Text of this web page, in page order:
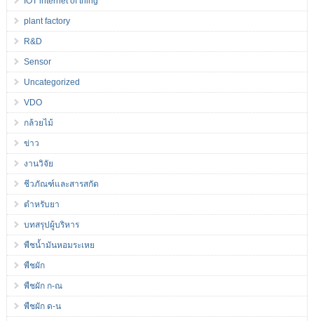
plant factory
R&D
Sensor
Uncategorized
VDO
กล้วยไม้
ข่าว
งานวิจัย
ชีวภัณฑ์และสารสกัด
ตำหรับยา
บทสรุปผู้บริหาร
พืชน้ำมันหอมระเหย
พืชผัก
พืชผัก ก-ณ
พืชผัก ด-น